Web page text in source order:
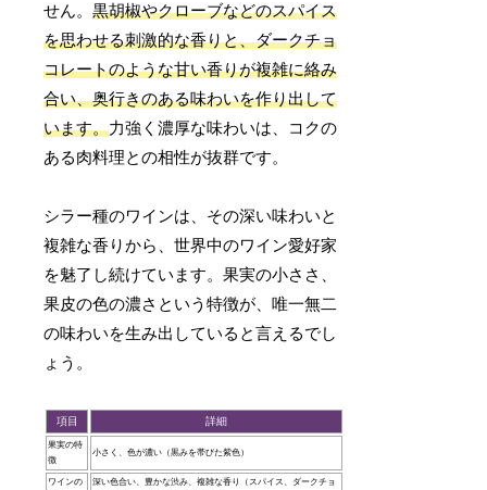
せん。黒胡椒やクローブなどのスパイス
を思わせる刺激的な香りと、ダークチョ
コレートのような甘い香りが複雑に絡み
合い、奥行きのある味わいを作り出して
います。力強く濃厚な味わいは、コクの
ある肉料理との相性が抜群です。
シラー種のワインは、その深い味わいと
複雑な香りから、世界中のワイン愛好家
を魅了し続けています。果実の小ささ、
果皮の色の濃さという特徴が、唯一無二
の味わいを生み出していると言えるでし
ょう。
項目 詳細
果実の特
徴
小さく、色が濃い（黒みを帯びた紫色）
ワインの
深い色合い、豊かな渋み、複雑な香り（スパイス、ダークチョ